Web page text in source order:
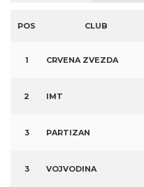
POS CLUB
1 CRVENA ZVEZDA
2 IMT
3 PARTIZAN
3 VOJVODINA